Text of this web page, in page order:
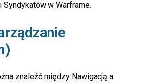
Syndykatów w Warframe.
znaleźć między Nawigacją a